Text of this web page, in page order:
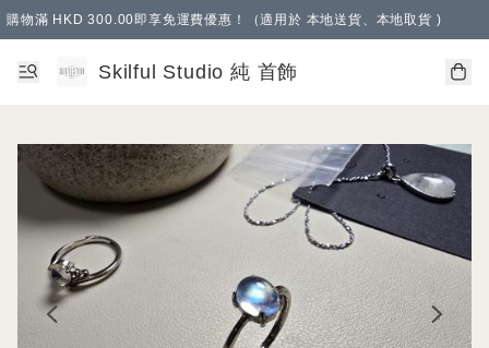
購物滿 HKD 300.00即享免運費優惠！（適用於 本地送貨、本地取貨 )
Skilful Studio 純 首飾